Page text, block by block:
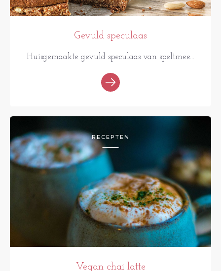
Gevuld speculaas
Huisgemaakte gevuld speculaas van speltmee...
RECEPTEN
Vegan chai latte